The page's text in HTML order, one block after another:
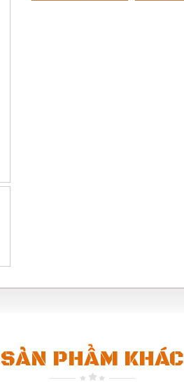
SẢN PHẨM KHÁC